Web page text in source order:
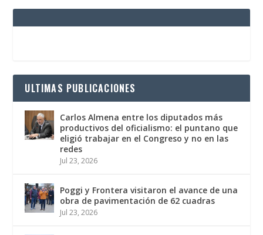
ULTIMAS PUBLICACIONES
Carlos Almena entre los diputados más
productivos del oficialismo: el puntano que
eligió trabajar en el Congreso y no en las
redes
Jul 23, 2026
Poggi y Frontera visitaron el avance de una
obra de pavimentación de 62 cuadras
Jul 23, 2026